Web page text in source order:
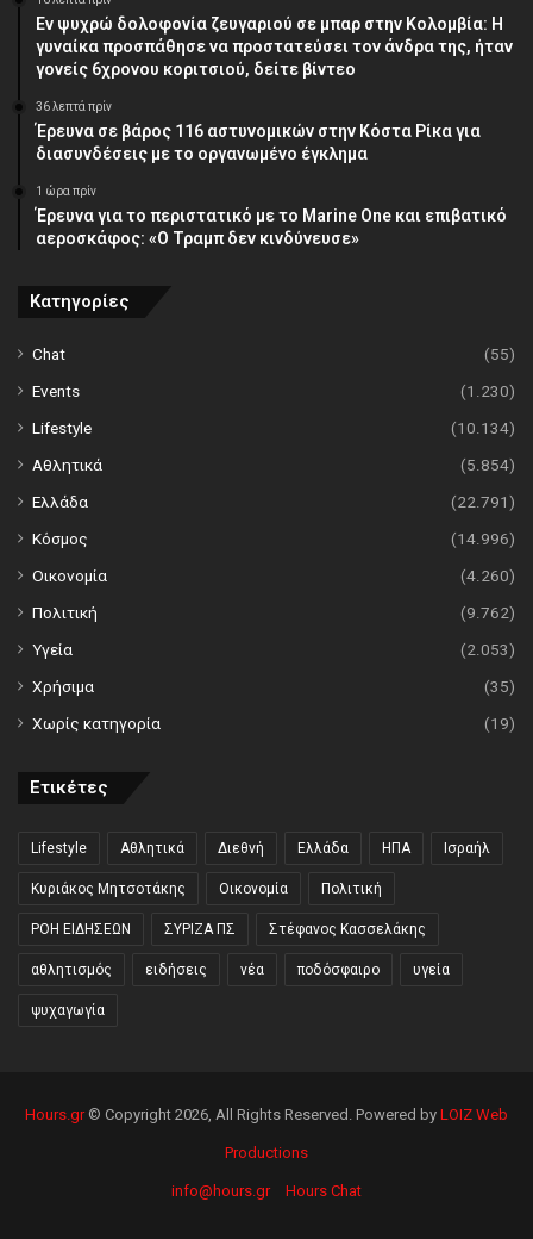
Εν ψυχρώ δολοφονία ζευγαριού σε μπαρ στην Κολομβία: Η
γυναίκα προσπάθησε να προστατεύσει τον άνδρα της, ήταν
γονείς 6χρονου κοριτσιού, δείτε βίντεο
36 λεπτά πρίν
Έρευνα σε βάρος 116 αστυνομικών στην Κόστα Ρίκα για
διασυνδέσεις με το οργανωμένο έγκλημα
1 ώρα πρίν
Έρευνα για το περιστατικό με το Marine One και επιβατικό
αεροσκάφος: «Ο Τραμπ δεν κινδύνευσε»
Κατηγορίες
Chat
(55)
Events
(1.230)
Lifestyle
(10.134)
Αθλητικά
(5.854)
Ελλάδα
(22.791)
Κόσμος
(14.996)
Οικονομία
(4.260)
Πολιτική
(9.762)
Υγεία
(2.053)
Χρήσιμα
(35)
Χωρίς κατηγορία
(19)
Ετικέτες
Lifestyle Αθλητικά Διεθνή Ελλάδα ΗΠΑ Ισραήλ
Κυριάκος Μητσοτάκης Οικονομία Πολιτική
ΡΟΗ ΕΙΔΗΣΕΩΝ ΣΥΡΙΖΑ ΠΣ Στέφανος Κασσελάκης
αθλητισμός ειδήσεις νέα ποδόσφαιρο υγεία
ψυχαγωγία
Hours.gr© Copyright 2026, All Rights Reserved. Powered by LOIZ Web
Productions
info@hours.gr Hours Chat